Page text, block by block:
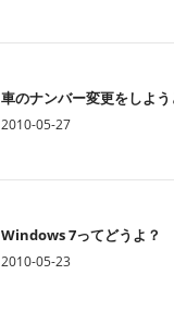
車のナンバー変更をしよ
2010-05-27
Windows 7ってどうよ？
2010-05-23